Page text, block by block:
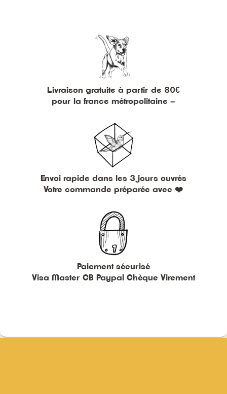
Livraison gratuite à partir de 80€
pour la france métropolitaine –
Envoi rapide dans les 3 jours ouvrés
Votre commande préparée avec ❤️
Paiement sécurisé
Visa Master CB Paypal Chèque Virement